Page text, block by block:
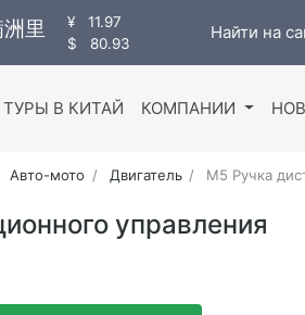
里 ¥
11.97
$
80.93
Найти на
ТУРЫ В КИТАЙ КОМПАНИИ
Авто-мото Двигатель M5 Ручка
управления